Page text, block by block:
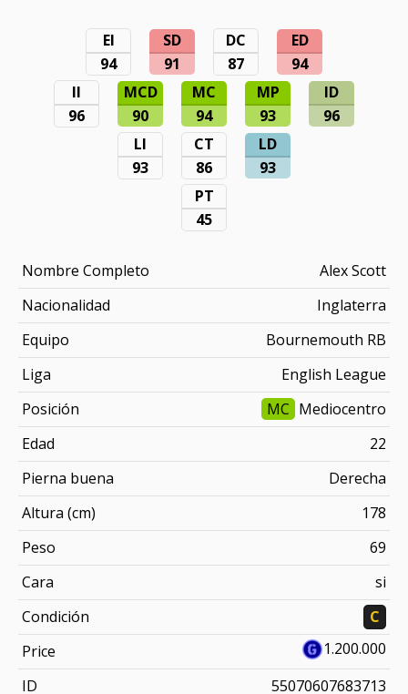
EI
94
SD
91
DC
87
ED
94
II
96
MCD
90
MC
94
MP
93
ID
96
LI
93
CT
86
LD
93
PT
45
Nombre Completo
Alex Scott
Nacionalidad
Inglaterra
Equipo
Bournemouth RB
Liga
English League
Posición
MC Mediocentro
Edad
22
Pierna buena
Derecha
Altura (cm)
178
Peso
69
Cara
si
Condición
C
Price
1.200.000
ID
55070607683713